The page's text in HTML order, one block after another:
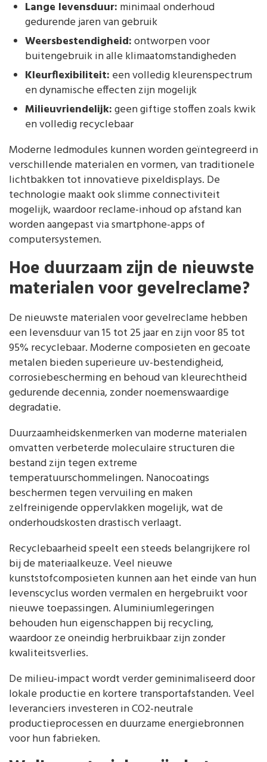
Lange levensduur: minimaal onderhoud
gedurende jaren van gebruik
Weersbestendigheid:ontworpen voor
buitengebruik in alle klimaatomstandigheden
Kleurflexibiliteit: een volledig kleurenspectrum
en dynamische effecten zijn mogelijk
Milieuvriendelijk:geen giftige stoffen zoals kwik
en volledig recyclebaar
Moderne ledmodules kunnen worden geïntegreerd in
verschillende materialen en vormen, van traditionele
lichtbakken tot innovatieve pixeldisplays. De
technologie maakt ook slimme connectiviteit
mogelijk, waardoor reclame-inhoud op afstand kan
worden aangepast via smartphone-apps of
computersystemen.
Hoe duurzaam zijn de nieuwste
materialen voor gevelreclame?
De nieuwste materialen voor gevelreclame hebben
een levensduur van 15 tot 25 jaar en zijn voor 85 tot
95% recyclebaar. Moderne composieten en gecoate
metalen bieden superieure uv-bestendigheid,
corrosiebescherming en behoud van kleurechtheid
gedurende decennia, zonder noemenswaardige
degradatie.
Duurzaamheidskenmerken van moderne materialen
omvatten verbeterde moleculaire structuren die
bestand zijn tegen extreme
temperatuurschommelingen. Nanocoatings
beschermen tegen vervuiling en maken
zelfreinigende oppervlakken mogelijk, wat de
onderhoudskosten drastisch verlaagt.
Recyclebaarheid speelt een steeds belangrijkere rol
bij de materiaalkeuze. Veel nieuwe
kunststofcomposieten kunnen aan het einde van hun
levenscyclus worden vermalen en hergebruikt voor
nieuwe toepassingen. Aluminiumlegeringen
behouden hun eigenschappen bij recycling,
waardoor ze oneindig herbruikbaar zijn zonder
kwaliteitsverlies.
De milieu-impact wordt verder geminimaliseerd door
lokale productie en kortere transportafstanden. Veel
leveranciers investeren in CO2-neutrale
productieprocessen en duurzame energiebronnen
voor hun fabrieken.